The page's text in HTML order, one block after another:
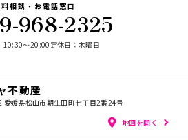
相談・お電話窓口
968-2325
10:30〜20:00定休日：木曜日
不動産
愛媛県松山市朝生田町七丁目2番24号
地図を開く